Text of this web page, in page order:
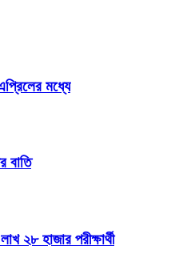
মধ্যে
বাতি
২৮ হাজার পরীক্ষার্থী